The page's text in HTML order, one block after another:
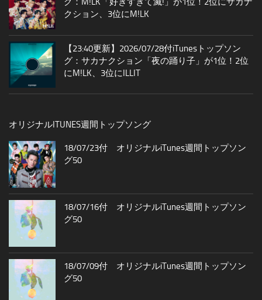
クション、3位にM!LK
【23:40更新】2026/07/28付iTunesトップソン
グ：サカナクション「夜の踊り子」が1位！2位
にM!LK、3位にILLIT
オリジナルITUNES週間トップソング
18/07/23付 オリジナルiTunes週間トップソン
グ50
18/07/16付 オリジナルiTunes週間トップソン
グ50
18/07/09付 オリジナルiTunes週間トップソン
グ50